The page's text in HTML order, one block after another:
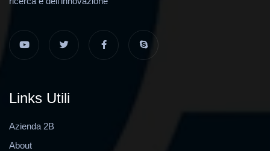
Links Utili
Azienda 2B
About